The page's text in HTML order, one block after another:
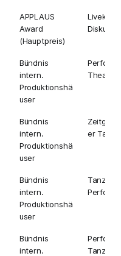
APPLAUS
Award
(Hauptpreis)
Diskurs
Bündnis
intern.
Produktionshä
user
Theater
Bündnis
intern.
Produktionshä
user
er Tanz
Bündnis
intern.
Produktionshä
user
Tanz,
Bündnis
intern.
Tanz